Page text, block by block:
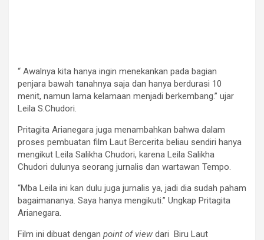
“ Awalnya kita hanya ingin menekankan pada bagian
penjara bawah tanahnya saja dan hanya berdurasi 10
menit, namun lama kelamaan menjadi berkembang.” ujar
Leila S.Chudori.
Pritagita Arianegara juga menambahkan bahwa dalam
proses pembuatan film Laut Bercerita beliau sendiri hanya
mengikut Leila Salikha Chudori, karena Leila Salikha
Chudori dulunya seorang jurnalis dan wartawan Tempo.
“Mba Leila ini kan dulu juga jurnalis ya, jadi dia sudah paham
bagaimananya. Saya hanya mengikuti.” Ungkap Pritagita
Arianegara.
Film ini dibuat dengan point of view dari Biru Laut